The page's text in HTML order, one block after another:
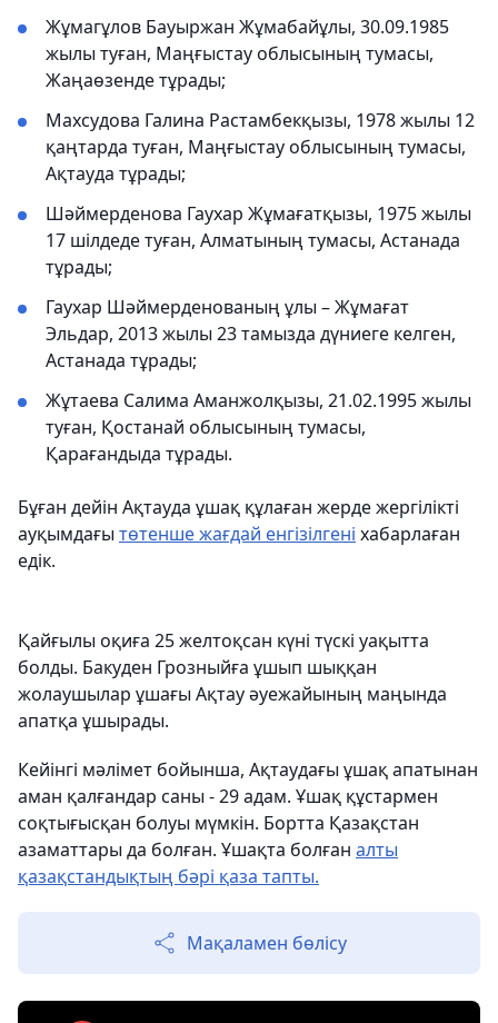
Жұмагұлов Бауыржан Жұмабайұлы, 30.09.1985
жылы туған, Маңғыстау облысының тумасы,
Жаңаөзенде тұрады;
Махсудова Галина Растамбекқызы, 1978 жылы 12
қаңтарда туған, Маңғыстау облысының тумасы,
Ақтауда тұрады;
Шәймерденова Гаухар Жұмағатқызы, 1975 жылы
17 шілдеде туған, Алматының тумасы, Астанада
тұрады;
Гаухар Шәймерденованың ұлы – Жұмағат
Эльдар, 2013 жылы 23 тамызда дүниеге келген,
Астанада тұрады;
Жұтаева Салима Аманжолқызы, 21.02.1995 жылы
туған, Қостанай облысының тумасы,
Қарағандыда тұрады.
Бұған дейін Ақтауда ұшақ құлаған жерде жергілікті
ауқымдағы төтенше жағдай енгізілгені хабарлаған
едік.
Қайғылы оқиға 25 желтоқсан күні түскі уақытта
болды. Бакуден Грозныйға ұшып шыққан
жолаушылар ұшағы Ақтау әуежайының маңында
апатқа ұшырады.
Кейінгі мәлімет бойынша, Ақтаудағы ұшақ апатынан
аман қалғандар саны - 29 адам. Ұшақ құстармен
соқтығысқан болуы мүмкін. Бортта Қазақстан
азаматтары да болған. Ұшақта болған алты
қазақстандықтың бәрі қаза тапты.
Мақаламен бөлісу